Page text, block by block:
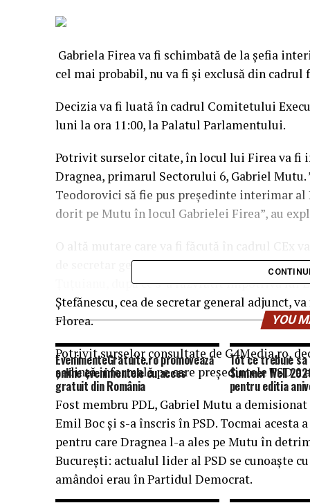
Gabriela Firea va fi schimbată de la şefia
cel mai probabil, nu va fi şi exclusă din
Decizia va fi luată în cadrul Comitetului
luni la ora 11:00, la Palatul Parlamentului.
Potrivit surselor citate, în locul lui Firea va fi
Dragnea, primarul Sectorului 6, Gabriel
Teodorovici să fie pus preşedinte interimar al
dorit pe Mutu în locul Gabrielei Firea”, au
O altă mutare care va fi făcută în cadrul CEx
de secretar general al partidului în locul lui
Țuţuianu, după ce s-a răzvrătit împotriva lui
Ștefănescu, cea de secretar general adjunct,
Florea.
Potrivit surselor consultate de G4Media.ro,
şedinţă informală pe care preşedintele PSD
Fost membru PDL, Gabriel Mutu a
Emil Boc şi s-a înscris în PSD. Tocmai
pentru care Dragnea l-a ales pe Mutu în
Bucureşti: actualul lider al PSD se cunoaşte
amândoi erau în Partidul Democrat.
YOU
EvenimenteGratuite.ro promovează
online evenimentele cu acces
gratuit din România
Tot ce trebuie
Summer Well
pentru editia